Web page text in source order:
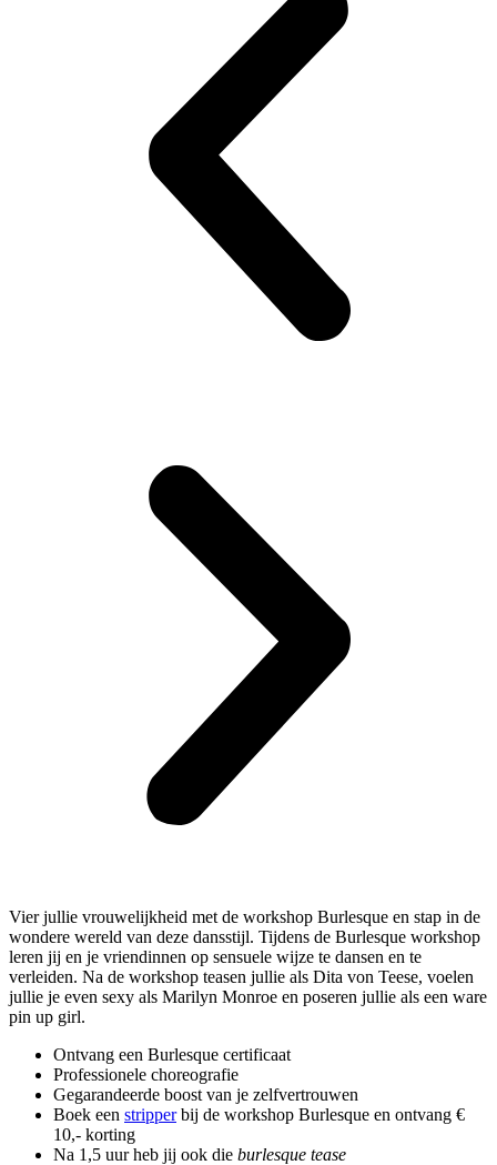
Vier jullie vrouwelijkheid met de workshop Burlesque en stap in de
wondere wereld van deze dansstijl. Tijdens de Burlesque workshop
leren jij en je vriendinnen op sensuele wijze te dansen en te
verleiden. Na de workshop teasen jullie als Dita von Teese, voelen
jullie je even sexy als Marilyn Monroe en poseren jullie als een ware
pin up girl.
Ontvang een Burlesque certificaat
Professionele choreografie
Gegarandeerde boost van je zelfvertrouwen
Boek een stripperbij de workshop Burlesque en ontvang €
10,- korting
Na 1,5 uur heb jij ook die burlesque tease